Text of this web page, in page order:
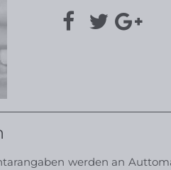
werden an